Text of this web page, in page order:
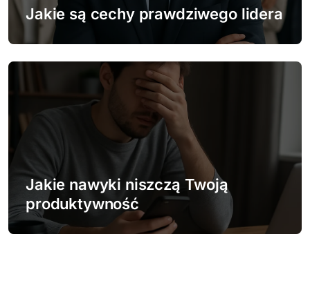
Jakie są cechy prawdziwego lidera
Jakie nawyki niszczą Twoją
produktywność